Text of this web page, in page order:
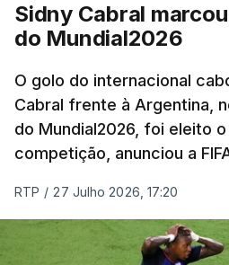
Sidny Cabral
do Mundial2026
O golo do internacional
Cabral frente à Argentina,
do Mundial2026, foi eleito
competição, anunciou a
RTP / 27 Julho 2026, 17:20